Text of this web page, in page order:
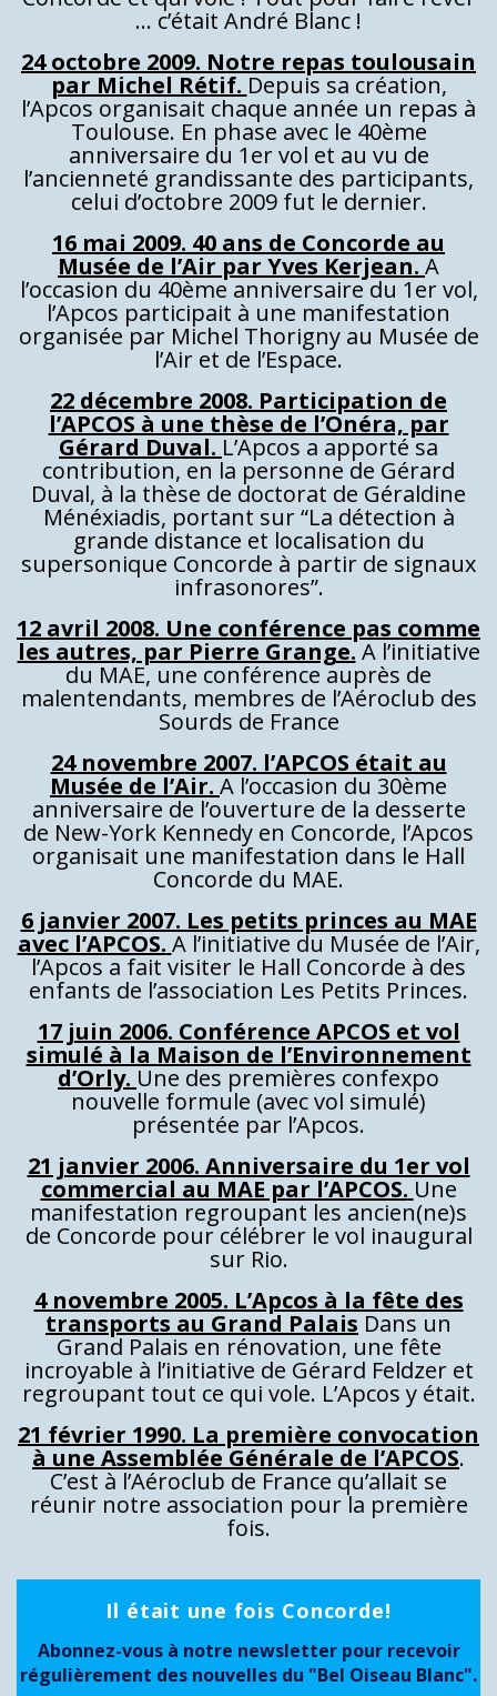
… c’était André Blanc !
24 octobre 2009. Notre repas toulousain
par Michel Rétif. Depuis sa création,
l’Apcos organisait chaque année un repas à
Toulouse. En phase avec le 40ème
anniversaire du 1er vol et au vu de
l’ancienneté grandissante des participants,
celui d’octobre 2009 fut le dernier.
16 mai 2009. 40 ans de Concorde au
Musée de l’Air par Yves Kerjean. A
l’occasion du 40ème anniversaire du 1er vol,
l’Apcos participait à une manifestation
organisée par Michel Thorigny au Musée de
l’Air et de l’Espace.
22 décembre 2008. Participation de
l’APCOS à une thèse de l’Onéra, par
Gérard Duval. L’Apcos a apporté sa
contribution, en la personne de Gérard
Duval, à la thèse de doctorat de Géraldine
Ménéxiadis, portant sur “La détection à
grande distance et localisation du
supersonique Concorde à partir de signaux
infrasonores”.
12 avril 2008. Une conférence pas comme
les autres, par Pierre Grange.A l’initiative
du MAE, une conférence auprès de
malentendants, membres de l’Aéroclub des
Sourds de France
24 novembre 2007. l’APCOS était au
Musée de l’Air. A l’occasion du 30ème
anniversaire de l’ouverture de la desserte
de New-York Kennedy en Concorde, l’Apcos
organisait une manifestation dans le Hall
Concorde du MAE.
6 janvier 2007. Les petits princes au MAE
avec l’APCOS. A l’initiative du Musée de l’Air,
l’Apcos a fait visiter le Hall Concorde à des
enfants de l’association Les Petits Princes.
17 juin 2006. Conférence APCOS et vol
simulé à la Maison de l’Environnement
d’Orly. Une des premières confexpo
nouvelle formule (avec vol simulé)
présentée par l’Apcos.
21 janvier 2006. Anniversaire du 1er vol
commercial au MAE par l’APCOS. Une
manifestation regroupant les ancien(ne)s
de Concorde pour célébrer le vol inaugural
sur Rio.
4 novembre 2005. L’Apcos à la fête des
transports au Grand Palais Dans un
Grand Palais en rénovation, une fête
incroyable à l’initiative de Gérard Feldzer et
regroupant tout ce qui vole. L’Apcos y était.
21 février 1990. La première convocation
à une Assemblée Générale de l’APCOS.
C’est à l’Aéroclub de France qu’allait se
réunir notre association pour la première
fois.
Il était une fois Concorde!
Abonnez-vous à notre newsletter pour recevoir
régulièrement des nouvelles du "Bel Oiseau Blanc".